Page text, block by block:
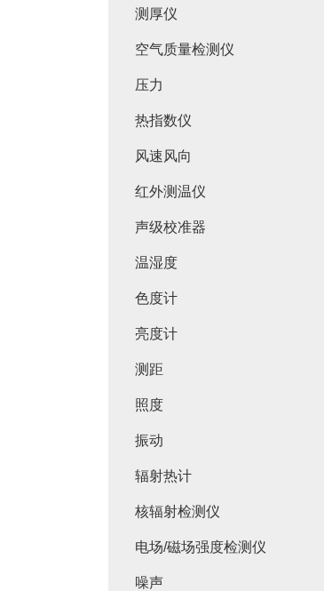
测厚仪
空气质量检测仪
压力
热指数仪
风速风向
红外测温仪
声级校准器
温湿度
色度计
亮度计
测距
照度
振动
辐射热计
核辐射检测仪
电场/磁场强度检测仪
噪声